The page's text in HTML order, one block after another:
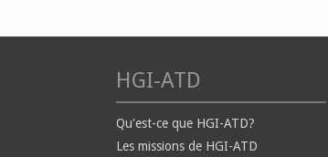
HGI-ATD
Qu'est-ce que HGI-ATD?
Les missions de HGI-ATD